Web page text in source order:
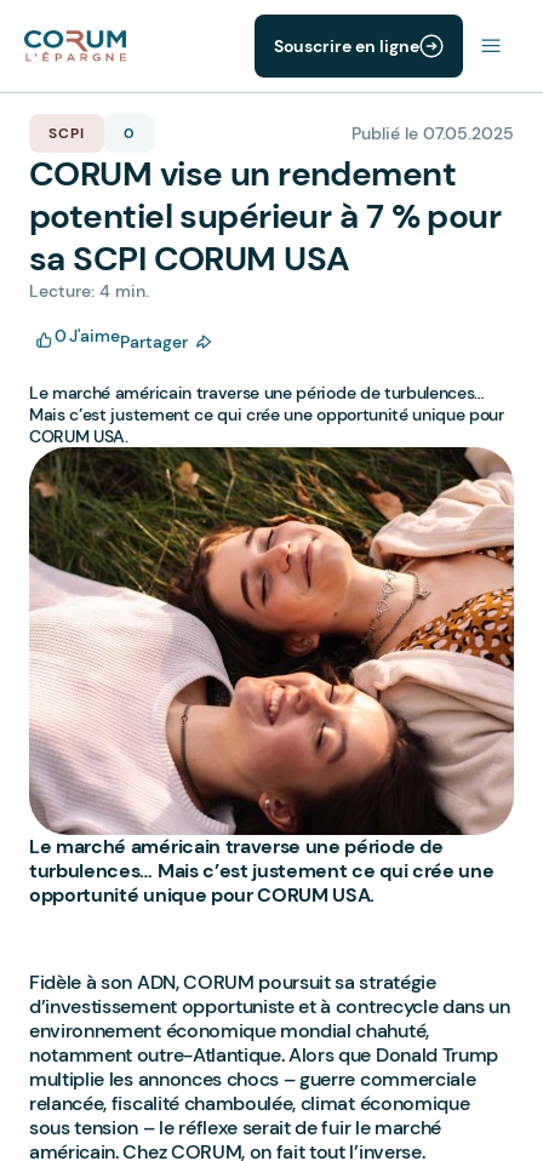
Souscrire en ligne
SCPI 0 Publié le 07.05.2025
CORUM vise un rendement
potentiel supérieur à 7 % pour
sa SCPI CORUM USA
Lecture: 4 min.
0J'aimePartager
Le marché américain traverse une période de turbulences…
Mais c’est justement ce qui crée une opportunité unique pour
CORUM USA.
Le marché américain traverse une période de
turbulences… Mais c’est justement ce qui crée une
opportunité unique pour CORUM USA.
Fidèle à son ADN, CORUM poursuit sa stratégie
d’investissement opportuniste et à contrecycle dans un
environnement économique mondial chahuté,
notamment outre-Atlantique. Alors que Donald Trump
multiplie les annonces chocs – guerre commerciale
relancée, fiscalité chamboulée, climat économique
sous tension – le réflexe serait de fuir le marché
américain. Chez CORUM, on fait tout l’inverse.